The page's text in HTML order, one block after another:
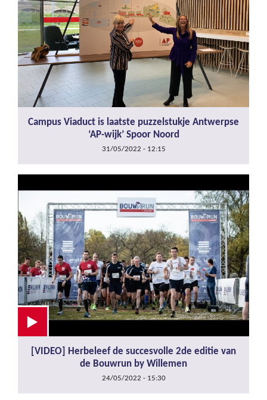
Campus Viaduct is laatste puzzelstukje Antwerpse
‘AP-wijk’ Spoor Noord
31/05/2022 - 12:15
[VIDEO] Herbeleef de succesvolle 2de editie van
de Bouwrun by Willemen
24/05/2022 - 15:30